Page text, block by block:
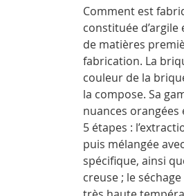
Comment est
constituée d’argile
de matières
fabrication. La
couleur de la
la compose. Sa
nuances
5 étapes :
puis mélangée
spécifique, ainsi
creuse ; le